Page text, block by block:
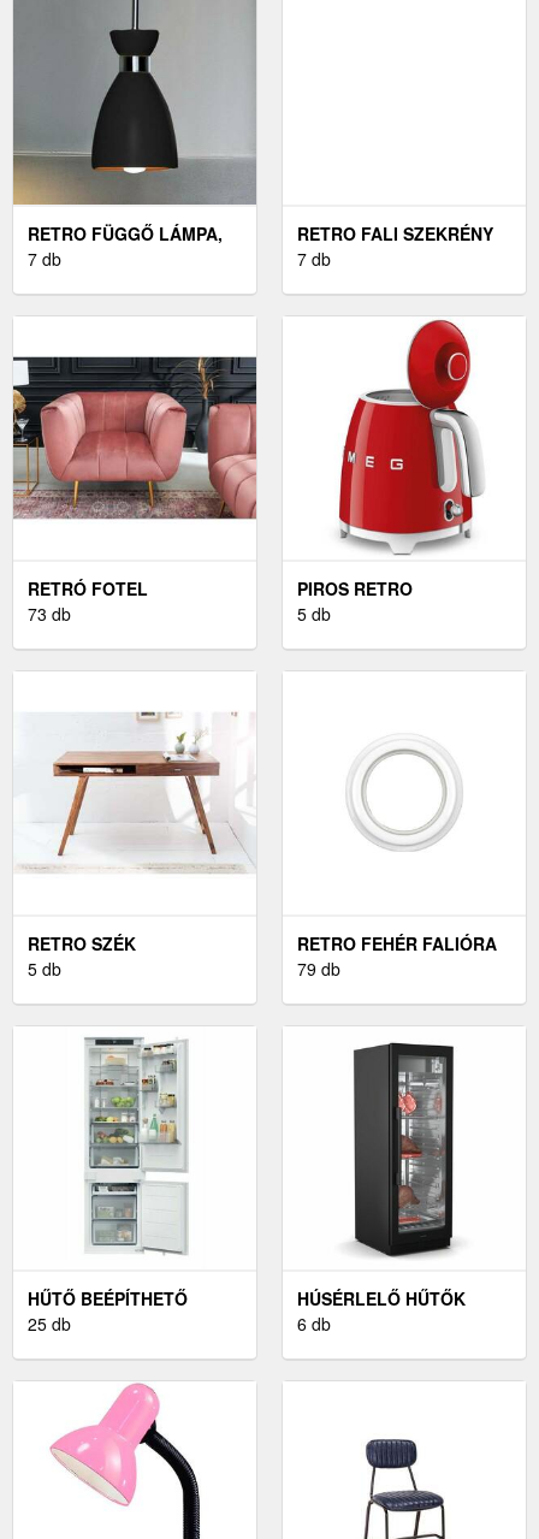
RETRO FÜGGŐ LÁMPA,
FEKETE
7 db
RETRO FALI SZEKRÉNY
7 db
RETRÓ FOTEL
73 db
PIROS RETRO
VÍZFORRALÓ
5 db
RETRO SZÉK
5 db
RETRO FEHÉR FALIÓRA
79 db
HŰTŐ BEÉPÍTHETŐ
25 db
HÚSÉRLELŐ HŰTŐK
6 db